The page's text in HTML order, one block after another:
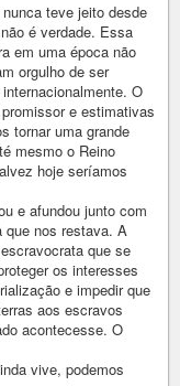
teve jeito desde
é verdade. Essa
em uma época não
orgulho de ser
O
e estimativas
tornar uma grande
mesmo o Reino
hoje seríamos
e afundou junto com
que nos restava. A
que se
os interesses
e impedir que
aos escravos
acontecesse. O
vive, podemos